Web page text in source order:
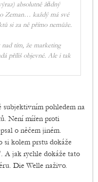
absolutně žǎdný
Zeman… každý má své
si za ně přímo nemůže.
tím, že marketing
příliš objevné. Ale i tak
subjektivním pohledem na
Není mířen proti
o něčem jiném.
si kolem prstu dokáže
A jak rychle dokáže tato
Die Welle naživo.